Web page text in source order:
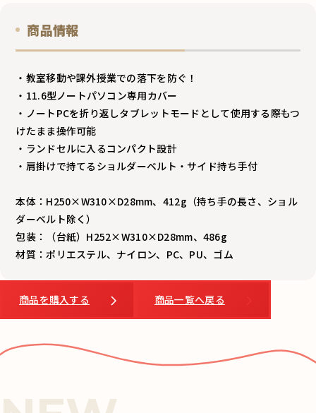
商品情報
・教室移動や課外授業での落下を防ぐ！
・11.6型ノートパソコン専用カバー
・ノートPCを折り返しタブレットモードとして使用する際もつ
けたまま操作可能
・ランドセルに入るコンパクト設計
・肩掛けで持てるショルダーベルト・サイド持ち手付
本体：H250×W310×D28mm、412g（持ち手の長さ、ショル
ダーベルト除く）
包装：（台紙）H252×W310×D28mm、486g
材質：ポリエステル、ナイロン、PC、PU、ゴム
商品を購入する 商品一覧へ戻る